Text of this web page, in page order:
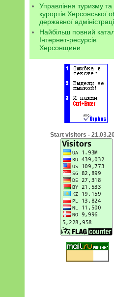
Управління туризму та
курортів Херсонської
державної
Найбільш повний
Інтернет-ресурсів
Херсонщини
Start visitors -